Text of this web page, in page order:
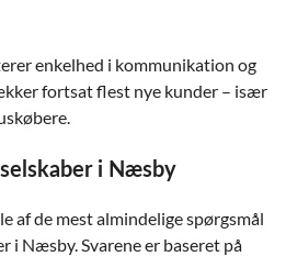
enkelhed i kommunikation og
fortsat flest nye kunder – især
i Næsby
af de mest almindelige spørgsmål
i Næsby. Svarene er baseret på